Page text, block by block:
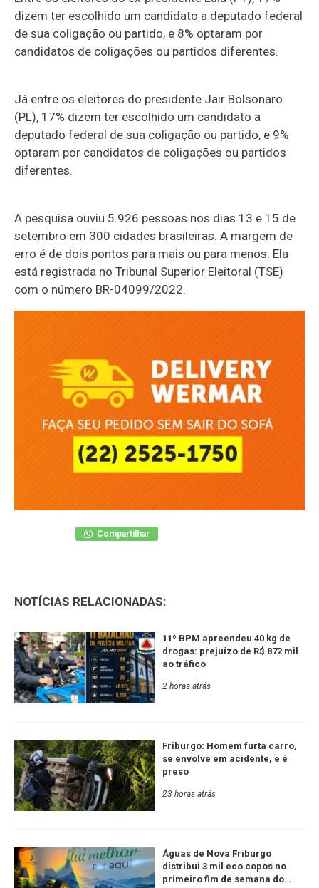
dizem ter escolhido um candidato a deputado federal
de sua coligação ou partido, e 8% optaram por
candidatos de coligações ou partidos diferentes.
Já entre os eleitores do presidente Jair Bolsonaro
(PL), 17% dizem ter escolhido um candidato a
deputado federal de sua coligação ou partido, e 9%
optaram por candidatos de coligações ou partidos
diferentes.
A pesquisa ouviu 5.926 pessoas nos dias 13 e 15 de
setembro em 300 cidades brasileiras. A margem de
erro é de dois pontos para mais ou para menos. Ela
está registrada no Tribunal Superior Eleitoral (TSE)
com o número BR-04099/2022.
Compartilhar
NOTÍCIAS RELACIONADAS:
11º BPM apreendeu 40 kg de
drogas: prejuízo de R$ 872 mil
ao tráfico
2 horas atrás
Friburgo: Homem furta carro,
se envolve em acidente, e é
preso
23 horas atrás
Águas de Nova Friburgo
distribui 3 mil eco copos no
primeiro fim de semana do